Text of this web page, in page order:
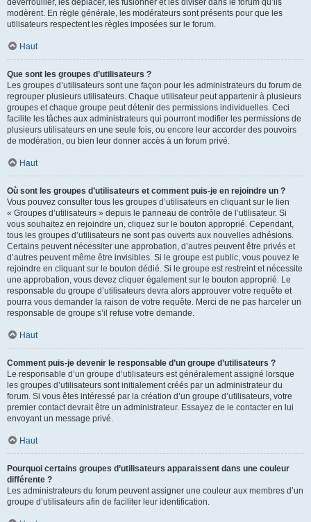
déverrouiller, les déplacer, les fusionner et les diviser dans le forum qu’ils
modèrent. En règle générale, les modérateurs sont présents pour que les
utilisateurs respectent les règles imposées sur le forum.
Haut
Que sont les groupes d’utilisateurs ?
Les groupes d’utilisateurs sont une façon pour les administrateurs du forum de
regrouper plusieurs utilisateurs. Chaque utilisateur peut appartenir à plusieurs
groupes et chaque groupe peut détenir des permissions individuelles. Ceci
facilite les tâches aux administrateurs qui pourront modifier les permissions de
plusieurs utilisateurs en une seule fois, ou encore leur accorder des pouvoirs
de modération, ou bien leur donner accès à un forum privé.
Haut
Où sont les groupes d’utilisateurs et comment puis-je en rejoindre un ?
Vous pouvez consulter tous les groupes d’utilisateurs en cliquant sur le lien
« Groupes d’utilisateurs » depuis le panneau de contrôle de l’utilisateur. Si
vous souhaitez en rejoindre un, cliquez sur le bouton approprié. Cependant,
tous les groupes d’utilisateurs ne sont pas ouverts aux nouvelles adhésions.
Certains peuvent nécessiter une approbation, d’autres peuvent être privés et
d’autres peuvent même être invisibles. Si le groupe est public, vous pouvez le
rejoindre en cliquant sur le bouton dédié. Si le groupe est restreint et nécessite
une approbation, vous devez cliquer également sur le bouton approprié. Le
responsable du groupe d’utilisateurs devra alors approuver votre requête et
pourra vous demander la raison de votre requête. Merci de ne pas harceler un
responsable de groupe s’il refuse votre demande.
Haut
Comment puis-je devenir le responsable d’un groupe d’utilisateurs ?
Le responsable d’un groupe d’utilisateurs est généralement assigné lorsque
les groupes d’utilisateurs sont initialement créés par un administrateur du
forum. Si vous êtes intéressé par la création d’un groupe d’utilisateurs, votre
premier contact devrait être un administrateur. Essayez de le contacter en lui
envoyant un message privé.
Haut
Pourquoi certains groupes d’utilisateurs apparaissent dans une couleur
différente ?
Les administrateurs du forum peuvent assigner une couleur aux membres d’un
groupe d’utilisateurs afin de faciliter leur identification.